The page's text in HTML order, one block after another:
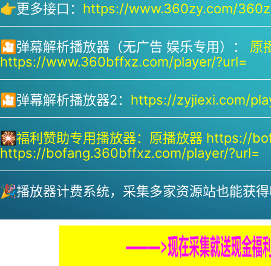
👉更多接口： https://www.360zy.com/
🎦弹幕解析播放器（无广告 娱乐专用）： 原
https://www.360bffxz.com/player/?url=
🎦弹幕解析播放器2： https://zyjiexi.com/
🎇福利赞助专用播放器： 原播放器 https://
https://bofang.360bffxz.com/player/?url=
🎉播放器计费系统，采集多家资源站也能获